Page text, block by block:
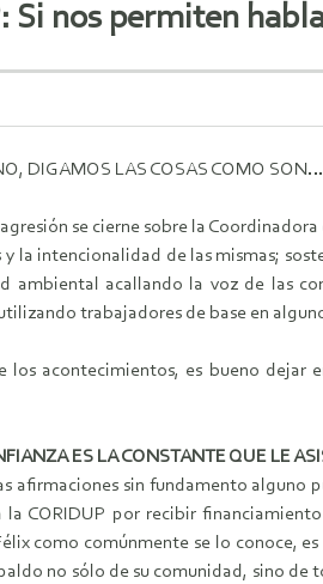
Si nos permiten
DIGAMOS LAS COSAS COMO SON…
se cierne sobre la
y la intencionalidad de las mismas;
ambiental acallando la voz de las
trabajadores de base en
los acontecimientos, es bueno dejar
ES LA CONSTANTE QUE LE
afirmaciones sin fundamento alguno
la CORIDUP por recibir
como comúnmente se lo conoce,
no sólo de su comunidad, sino de